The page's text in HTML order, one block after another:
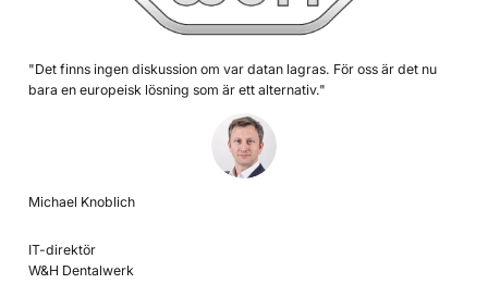
"Det finns ingen diskussion om var datan lagras. För oss är det nu
bara en europeisk lösning som är ett alternativ."
Michael Knoblich
IT-direktör
W&H Dentalwerk